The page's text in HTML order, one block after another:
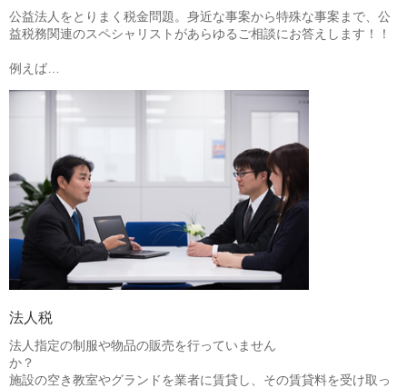
医業経営者の方
寺院などの宗教法人経営者の方
幼稚園・学校法人経営者の方
保育園経営者の方
公益法人をとりまく税金問題。身近な事案から特殊な事案まで、公
益税務関連のスペシャリストがあらゆるご相談にお答えします！！
例えば…
法人税
法人指定の制服や物品の販売を行っていません
か
施設の空き教室やグランドを業者に賃貸し、その賃貸料を受け取っ